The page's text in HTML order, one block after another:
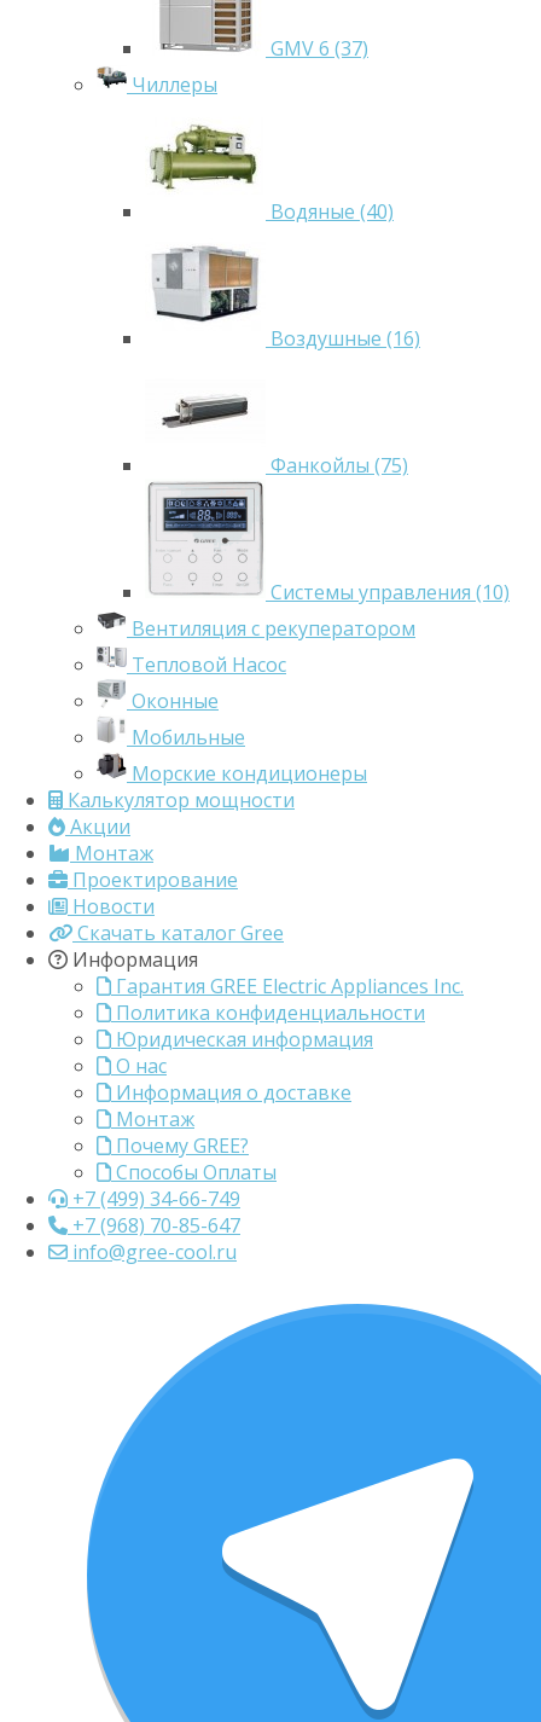
GMV 6 (37)
Чиллеры
Водяные (40)
Воздушные (16)
Фанкойлы (75)
Системы управления (10)
Вентиляция с рекуператором
Тепловой Насос
Оконные
Мобильные
Морские кондиционеры
Калькулятор мощности
Акции
Монтаж
Проектирование
Новости
Скачать каталог Gree
Информация
Гарантия GREE Electric Appliances Inc.
Политика конфиденциальности
Юридическая информация
О нас
Информация о доставке
Монтаж
Почему GREE?
Способы Оплаты
+7 (499) 34-66-749
+7 (968) 70-85-647
info@gree-cool.ru